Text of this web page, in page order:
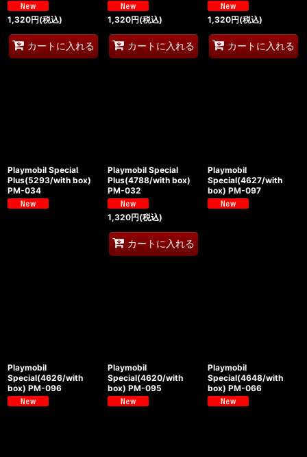
1,320円(税込)
カートに入れる
1,320円(税込)
カートに入れる
1,320円(税込)
カートに入れる
Playmobil Special
Plus(5293/with box)
PM-034
Playmobil Special
Plus(4788/with box)
PM-032
1,320円(税込)
カートに入れる
Playmobil
Special(4627/with
box) PM-097
Playmobil
Special(4626/with
box) PM-096
Playmobil
Special(4620/with
box) PM-095
Playmobil
Special(4648/with
box) PM-066